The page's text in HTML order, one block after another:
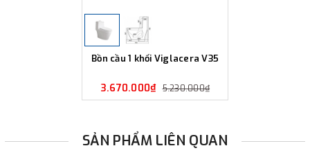
Bồn cầu 1 khối Viglacera V35
3.670.000₫ 5.230.000₫
SẢN PHẨM LIÊN QUAN